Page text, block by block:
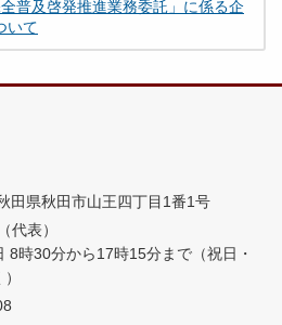
普及啓発推進業務委託」に係る企
いて
県秋田市山王四丁目1番1号
代表）
8時30分から17時15分まで （祝日・